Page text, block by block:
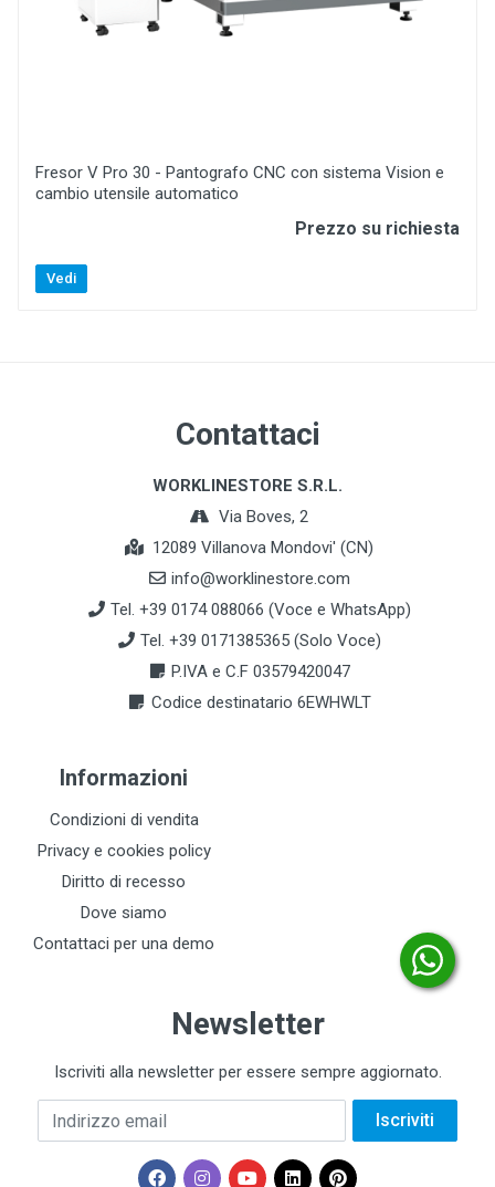
Fresor V Pro 30 - Pantografo CNC con sistema Vision e
cambio utensile automatico
Prezzo su richiesta
Vedi
Contattaci
WORKLINESTORE S.R.L.
Via Boves, 2
12089 Villanova Mondovi' (CN)
info@worklinestore.com
Tel. +39 0174 088066 (Voce e WhatsApp)
Tel. +39 0171385365 (Solo Voce)
P.IVA e C.F 03579420047
Codice destinatario 6EWHWLT
Informazioni
Condizioni di vendita
Privacy e cookies policy
Diritto di recesso
Dove siamo
Contattaci per una demo
Newsletter
Iscriviti alla newsletter per essere sempre aggiornato.
Indirizzo email Iscriviti